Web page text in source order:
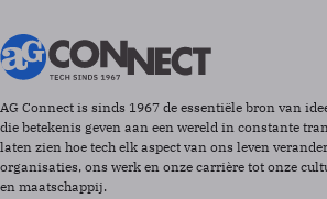
AG Connect is sinds 1967 de essentiële bron van
die betekenis geven aan een wereld in constante
laten zien hoe tech elk aspect van ons leven
organisaties, ons werk en onze carrière tot onze
en maatschappij.